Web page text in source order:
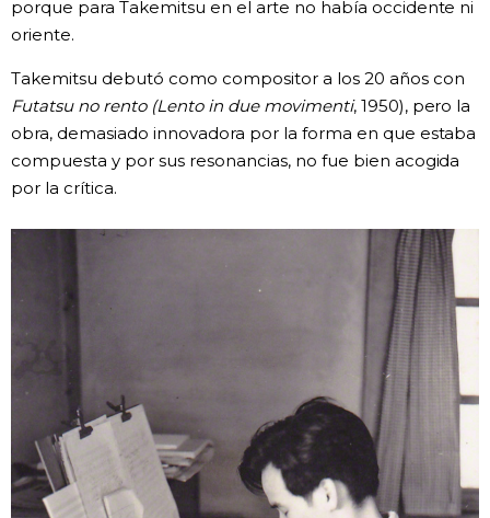
porque para Takemitsu en el arte no había occidente ni
oriente.
Takemitsu debutó como compositor a los 20 años con
Futatsu no rento (Lento in due movimenti, 1950), pero la
obra, demasiado innovadora por la forma en que estaba
compuesta y por sus resonancias, no fue bien acogida
por la crítica.